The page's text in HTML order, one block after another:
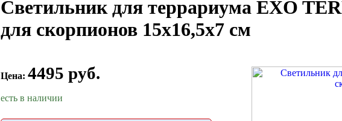
Светильник для террариума EXO
для скорпионов 15x16,5x7 см
Цена: 4495 руб.
есть в наличии